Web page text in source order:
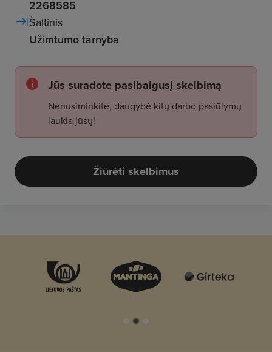
2268585
Šaltinis
Užimtumo tarnyba
Jūs suradote pasibaigusį skelbimą
Nenusiminkite, daugybė kitų darbo pasiūlymų
laukia jūsų!
Žiūrėti skelbimus